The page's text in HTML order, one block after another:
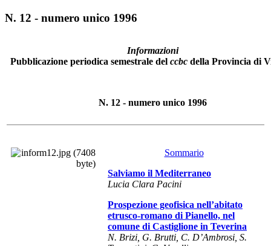
N. 12 - numero unico 1996
Informazioni
Pubblicazione periodica semestrale del ccbc della Provincia di
N. 12 - numero unico 1996
Sommario
Salviamo il Mediterraneo
Lucia Clara Pacini
Prospezione geofisica nell’abitato
etrusco-romano di Pianello, nel
comune di Castiglione in Teverina
N. Brizi, G. Brutti, C. D’Ambrosi, S.